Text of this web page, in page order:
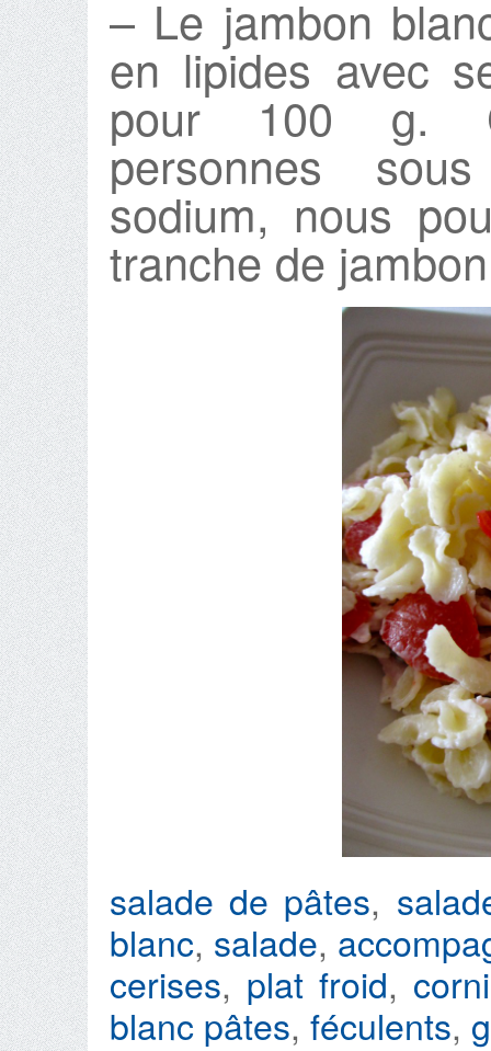
– Le jambon
en lipides avec
pour 100 g.
personnes
sodium, nous
tranche de
salade de pâtes,
blanc, salade,
cerises, plat froid,
blanc pâtes, féculents,